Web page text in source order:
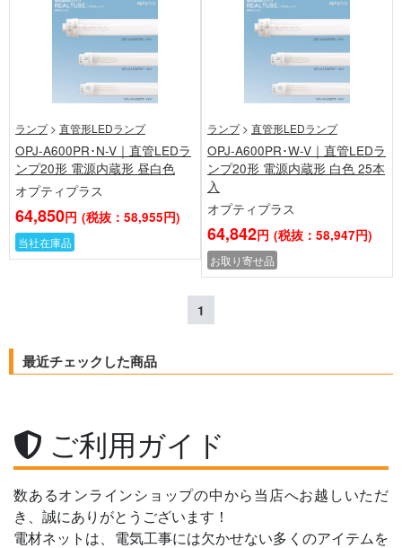
ランプ > 直管形LEDランプ
OPJ-A600PR･N-V｜直管LEDラ
ンプ20形 電源内蔵形 昼白色
オプティプラス
64,850円 (税抜：58,955円)
当社在庫品
ランプ > 直管形LEDランプ
OPJ-A600PR･W-V｜直管LEDラ
ンプ20形 電源内蔵形 白色 25本
入
オプティプラス
64,842円 (税抜：58,947円)
お取り寄せ品
1
最近チェックした商品
ご利用ガイド
数あるオンラインショップの中から当店へお越しいただ
き、誠にありがとうございます！
電材ネットは、電気工事には欠かせない多くのアイテムを